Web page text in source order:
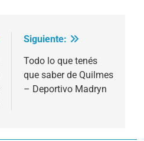
Siguiente:
Todo lo que tenés
que saber de Quilmes
– Deportivo Madryn